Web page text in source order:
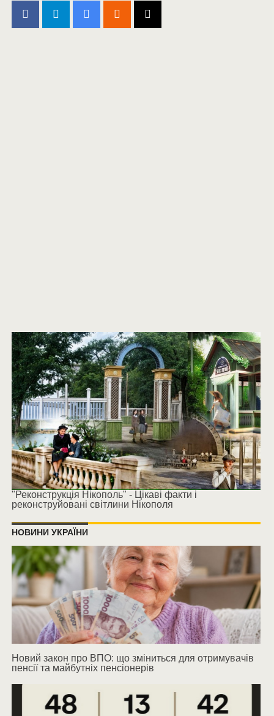
"Реконструкція Нікополь" - Цікаві факти і
реконструйовані світлини Нікополя
НОВИНИ УКРАЇНИ
Новий закон про ВПО: що зміниться для отримувачів
пенсії та майбутніх пенсіонерів